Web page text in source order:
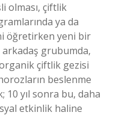
olması, çiftlik
ya da
öğretirken yeni bir
grubumda,
çiftlik gezisi
beslenme
10 yıl sonra bu, daha
etkinlik haline